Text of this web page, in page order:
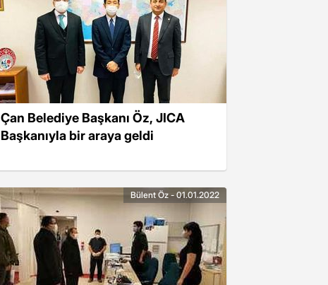
Çan Belediye Başkanı Öz, JICA
Başkanıyla bir araya geldi
Bülent Öz - 01.01.2022